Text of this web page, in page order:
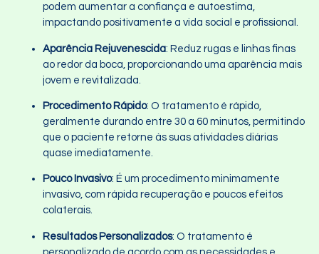
podem aumentar a confiança e autoestima,
impactando positivamente a vida social e profissional.
Aparência Rejuvenescida: Reduz rugas e linhas finas
ao redor da boca, proporcionando uma aparência mais
jovem e revitalizada.
Procedimento Rápido: O tratamento é rápido,
geralmente durando entre 30 a 60 minutos, permitindo
que o paciente retorne às suas atividades diárias
quase imediatamente.
Pouco Invasivo: É um procedimento minimamente
invasivo, com rápida recuperação e poucos efeitos
colaterais.
Resultados Personalizados: O tratamento é